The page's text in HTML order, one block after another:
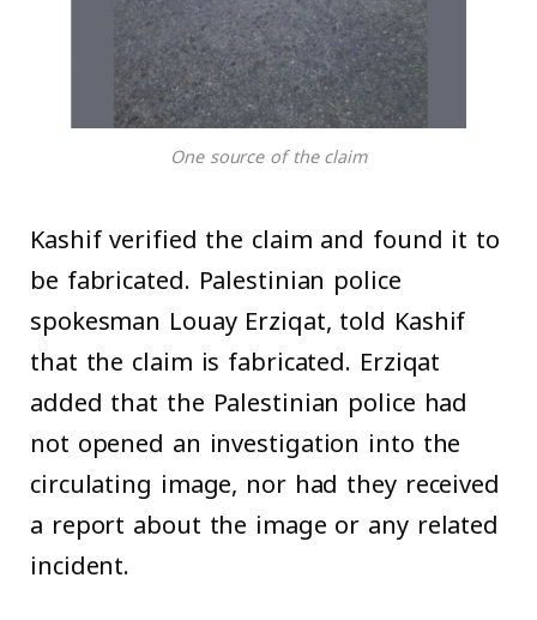
One source of the claim
Kashif verified the claim and found it to
be fabricated. Palestinian police
spokesman Louay Erziqat, told Kashif
that the claim is fabricated. Erziqat
added that the Palestinian police had
not opened an investigation into the
circulating image, nor had they received
a report about the image or any related
incident.